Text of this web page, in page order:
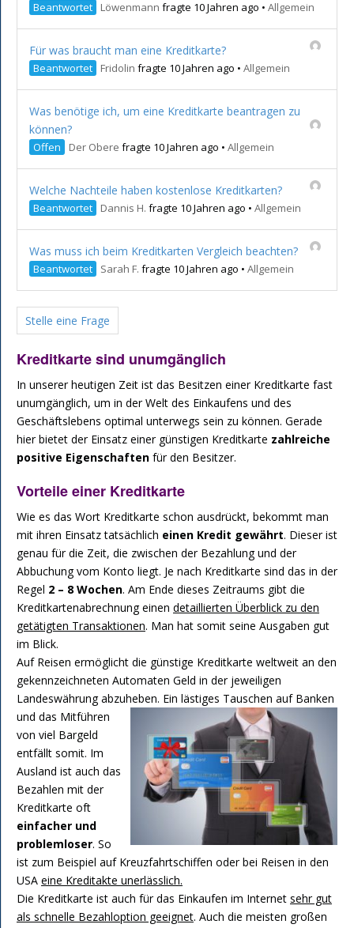
Beantwortet Löwenmann fragte 10 Jahren ago • Allgemein
Für was braucht man eine Kreditkarte?
Beantwortet Fridolin fragte 10 Jahren ago • Allgemein
Was benötige ich, um eine Kreditkarte beantragen zu
können?
Offen Der Obere fragte 10 Jahren ago • Allgemein
Welche Nachteile haben kostenlose Kreditkarten?
Beantwortet Dannis H. fragte 10 Jahren ago • Allgemein
Was muss ich beim Kreditkarten Vergleich beachten?
Beantwortet Sarah F. fragte 10 Jahren ago • Allgemein
Stelle eine Frage
Kreditkarte sind unumgänglich
In unserer heutigen Zeit ist das Besitzen einer Kreditkarte fast
unumgänglich, um in der Welt des Einkaufens und des
Geschäftslebens optimal unterwegs sein zu können. Gerade
hier bietet der Einsatz einer günstigen Kreditkarte zahlreiche
positive Eigenschaften für den Besitzer.
Vorteile einer Kreditkarte
Wie es das Wort Kreditkarte schon ausdrückt, bekommt man
mit ihren Einsatz tatsächlich einen Kredit gewährt. Dieser ist
genau für die Zeit, die zwischen der Bezahlung und der
Abbuchung vom Konto liegt. Je nach Kreditkarte sind das in der
Regel 2 – 8 Wochen. Am Ende dieses Zeitraums gibt die
Kreditkartenabrechnung einen detaillierten Überblick zu den
getätigten Transaktionen. Man hat somit seine Ausgaben gut
im Blick.
Auf Reisen ermöglicht die günstige Kreditkarte weltweit an den
gekennzeichneten Automaten Geld in der jeweiligen
Landeswährung abzuheben. Ein lästiges Tauschen auf Banken
und das Mitführen
von viel Bargeld
entfällt somit. Im
Ausland ist auch das
Bezahlen mit der
Kreditkarte oft
einfacher und
problemloser. So
ist zum Beispiel auf Kreuzfahrtschiffen oder bei Reisen in den
USA eine Kreditakte unerlässlich.
Die Kreditkarte ist auch für das Einkaufen im Internet sehr gut
als schnelle Bezahloption geeignet. Auch die meisten großen